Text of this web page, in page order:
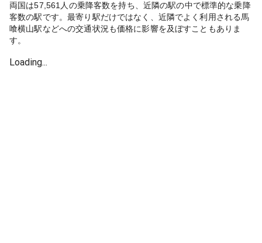
両国は57,561人の乗降客数を持ち、近隣の駅の中で標準的な乗降
客数の駅です。最寄り駅だけではなく、近隣でよく利用される馬
喰横山駅などへの交通状況も価格に影響を及ぼすこともありま
す。
Loading...